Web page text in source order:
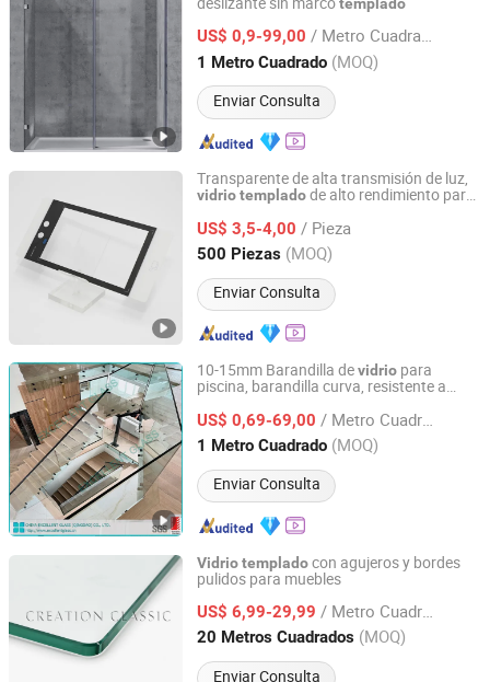
US$ 0,9-99,00 / Metro Cuadrado
1 Metro Cuadrado (MOQ)
Enviar Consulta
Teckson Glass Co., Limited
Shandong, China Desde 2014
Transparente de alta transmisión de luz,
vidriotempladode alto rendimiento para
US$ 3,5-4,00 / Pieza
500 Piezas (MOQ)
Enviar Consulta
Taizhou Zhaosheng Electronics Technology Co., Ltd.
Zhejiang, China Desde 2026
10-15mm Barandilla devidrio para
piscina, barandilla curva, resistente a
personalizado, sobredimensionado,
entrega rápida, precio de fábrica
US$ 0,69-69,00 / Metro Cuadrado
1 Metro Cuadrado (MOQ)
Enviar Consulta
China Excellent Glass (Qingdao) Co., Ltd.
Shandong, China Desde 2018
Vidriotempladocon agujeros y bordes
pulidos para muebles
US$ 6,99-29,99 / Metro Cuadrado
20 Metros Cuadrados (MOQ)
Enviar Consulta
Qingdao Creation Classic Glass Co., Ltd.
Shandong, China Desde 2016